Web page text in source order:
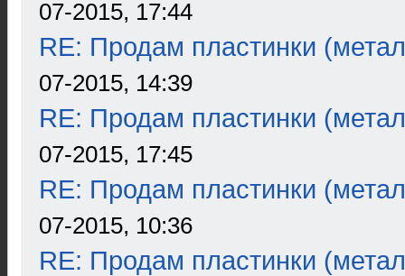
07-2015, 17:44
RE: Продам пластинки
07-2015, 14:39
RE: Продам пластинки
07-2015, 17:45
RE: Продам пластинки
07-2015, 10:36
RE: Продам пластинки